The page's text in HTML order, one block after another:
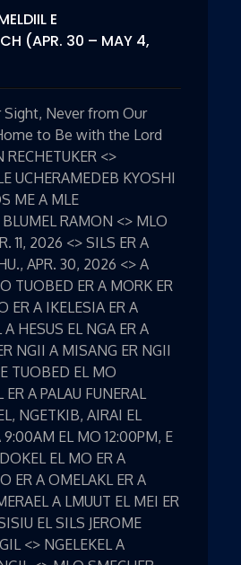
E
(APR. 30 – MAY 4,
Never from Our
to Be with the Lord
<>
UCHERAMEDEB KYOSHI
ME A MLE
RAMON <> MLO
11, 2026 <> SILS ER A
APR. 30, 2026 <> A
TUOBED ER A MORK ER
ER A IKELESIA ER A
HESUS EL NGA ER A
NGII A MISANG ER NGII
TUOBED EL MO
A PALAU FUNERAL
NGETKIB, AIRAI EL
9:00AM EL MO 12:00PM, E
EL MO ER A
ER A OMELAKL ER A
A LMUUT EL MEI ER
EL SILS JEROME
<> NGELEKEL A